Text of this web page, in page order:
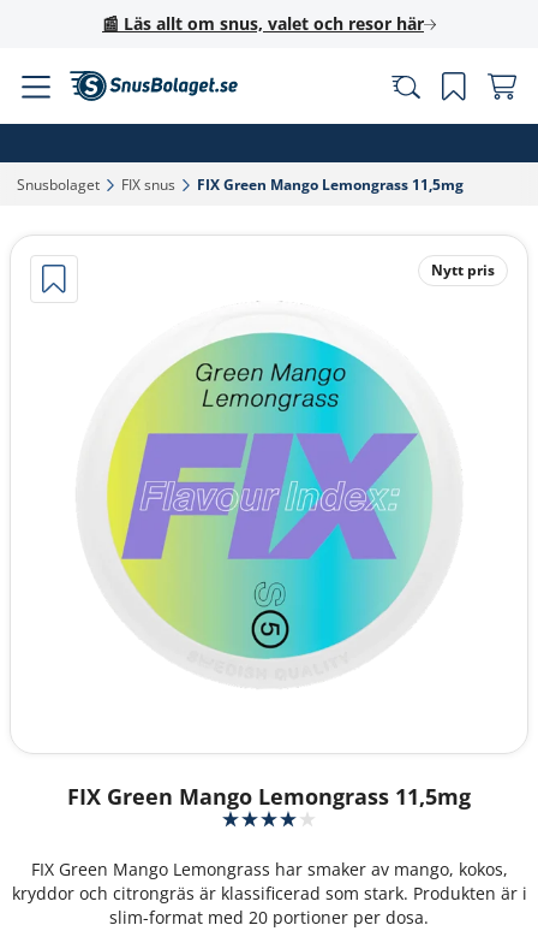
📰 Läs allt om snus, valet och resor här
Snusbolaget‎ FIX snus‎ FIX Green Mango Lemongrass 11,5mg‎
Nytt pris
FIX Green Mango Lemongrass 11,5mg
FIX Green Mango Lemongrass har smaker av mango, kokos,
kryddor och citrongräs är klassificerad som stark. Produkten är i
slim-format med 20 portioner per dosa.